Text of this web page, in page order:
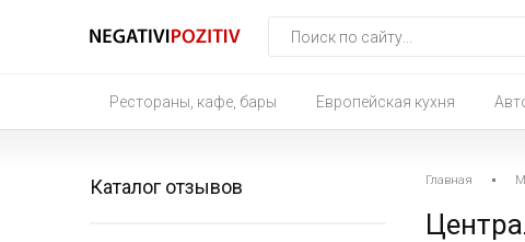
Рестораны, кафе, бары Европейская кухня
Каталог отзывов Главная